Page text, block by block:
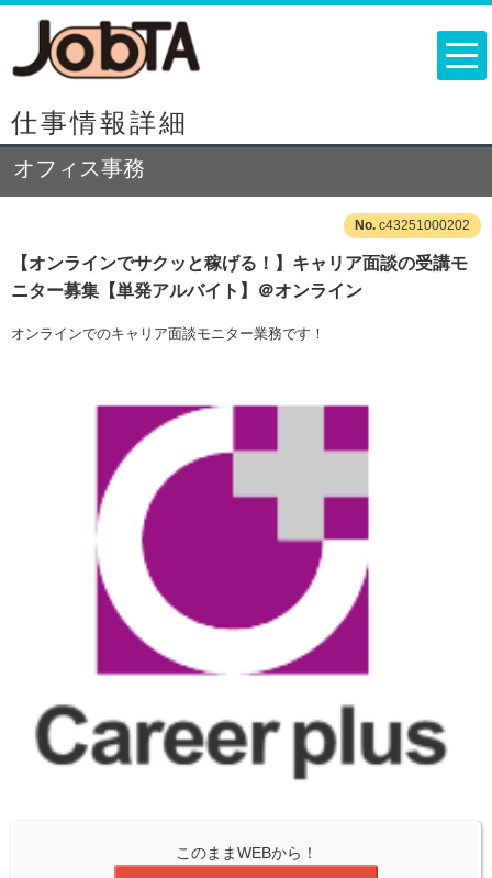
仕事情報詳細
オフィス事務
c43251000202
【オンラインでサクッと稼げる！】キャリア面談の受講モ
ニター募集【単発アルバイト】＠オンライン
オンラインでのキャリア面談モニター業務です！
このままWEBから！